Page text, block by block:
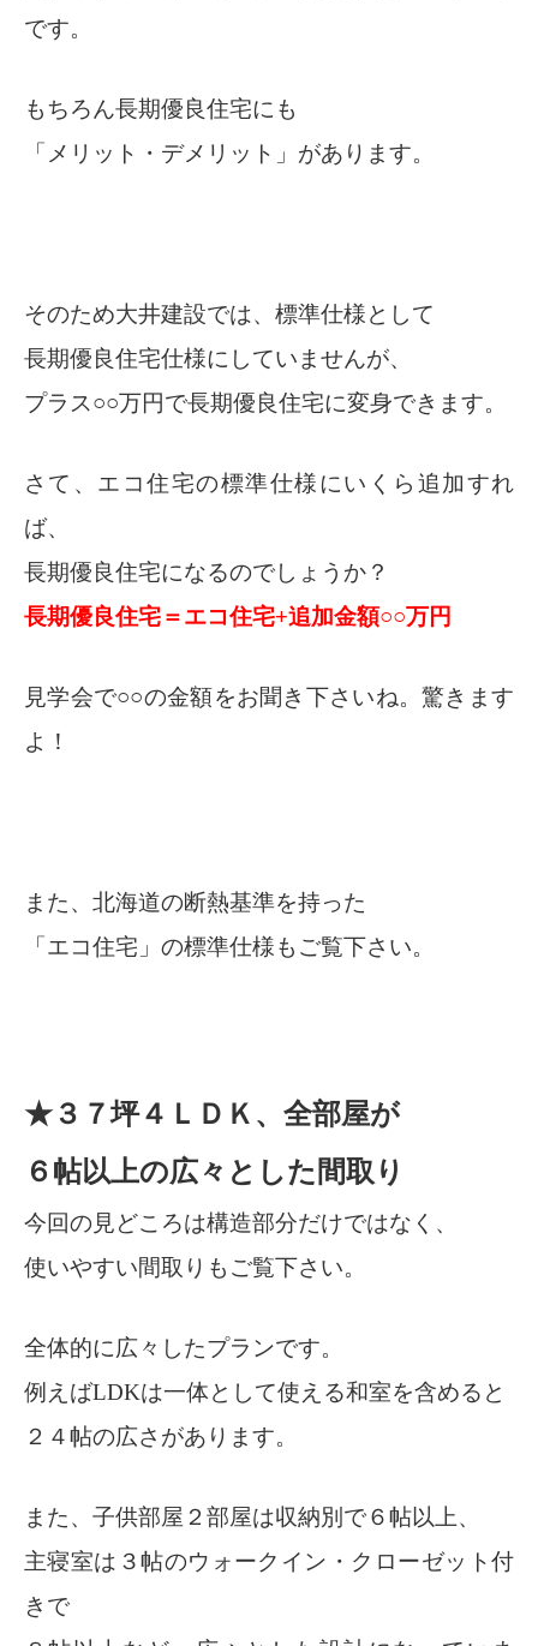
です。
もちろん長期優良住宅にも
「メリット・デメリット」があります。
そのため大井建設では、標準仕様として
長期優良住宅仕様にしていませんが、
プラス○○万円で長期優良住宅に変身できます。
さて、エコ住宅の標準仕様にいくら追加すれ
ば、
長期優良住宅になるのでしょうか？
長期優良住宅＝エコ住宅+追加金額○○万円
見学会で○○の金額をお聞き下さいね。驚きます
よ！
また、北海道の断熱基準を持った
「エコ住宅」の標準仕様もご覧下さい。
★３７坪４ＬＤＫ、全部屋が
６帖以上の広々とした間取り
今回の見どころは構造部分だけではなく、
使いやすい間取りもご覧下さい。
全体的に広々したプランです。
例えばLDKは一体として使える和室を含めると
２４帖の広さがあります。
また、子供部屋２部屋は収納別で６帖以上、
主寝室は３帖のウォークイン・クローゼット付
きで